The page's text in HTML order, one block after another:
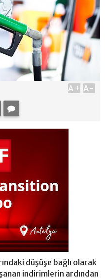
A+ A-
düşüşe bağlı olarak
indirimlerin ardından